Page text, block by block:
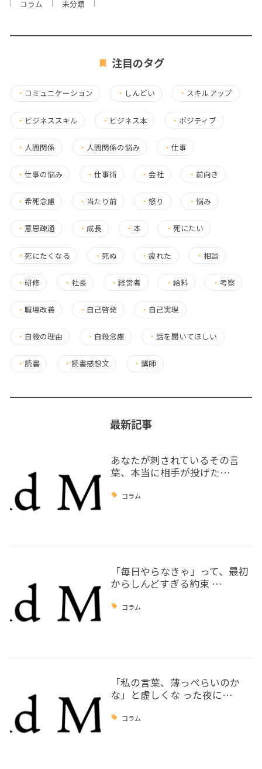
コラム 未分類
注目のタグ
・ コミュニケーション ・ しんどい ・ スキルアップ
・ ビジネススキル ・ ビジネス本 ・ ポジティブ
・ 人間関係 ・ 人間関係の悩み ・仕事
・ 仕事の悩み ・仕事術 ・会社 ・ 前向き
・ 希死念慮 ・ 当たり前 ・怒り ・ 悩み
・ 意思疎通 ・成長 ・本 ・ 死にたい
・ 死にたくなる ・死ぬ ・疲れた ・ 相談
・ 研修 ・社長 ・経営者 ・ 給料 ・ 考察
・ 職場改善 ・ 自己啓発 ・ 自己実現
・ 自殺の理由 ・ 自殺念慮 ・話を聞いてほしい
・ 読書 ・読書感想文 ・ 講師
最新記事
あなたが刺されているその言
葉、本当に相手が投げた…
コラム
「毎日やらなきゃ」って、最初
からしんどすぎる約束 …
コラム
「私の言葉、薄っぺらいのか
な」と虚しくな った夜に…
コラム